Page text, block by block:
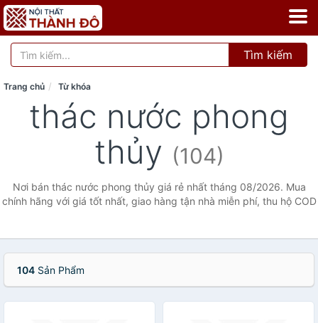
Tìm kiếm
Trang chủ Từ khóa
thác nước phong
thủy (104)
Nơi bán thác nước phong thủy giá rẻ nhất tháng 08/2026. Mua
chính hãng với giá tốt nhất, giao hàng tận nhà miễn phí, thu hộ COD
104 Sản Phẩm